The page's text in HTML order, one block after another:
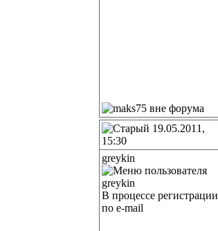
19.05.2011,
15:30
greykin
В процессе регистрации
по e-mail